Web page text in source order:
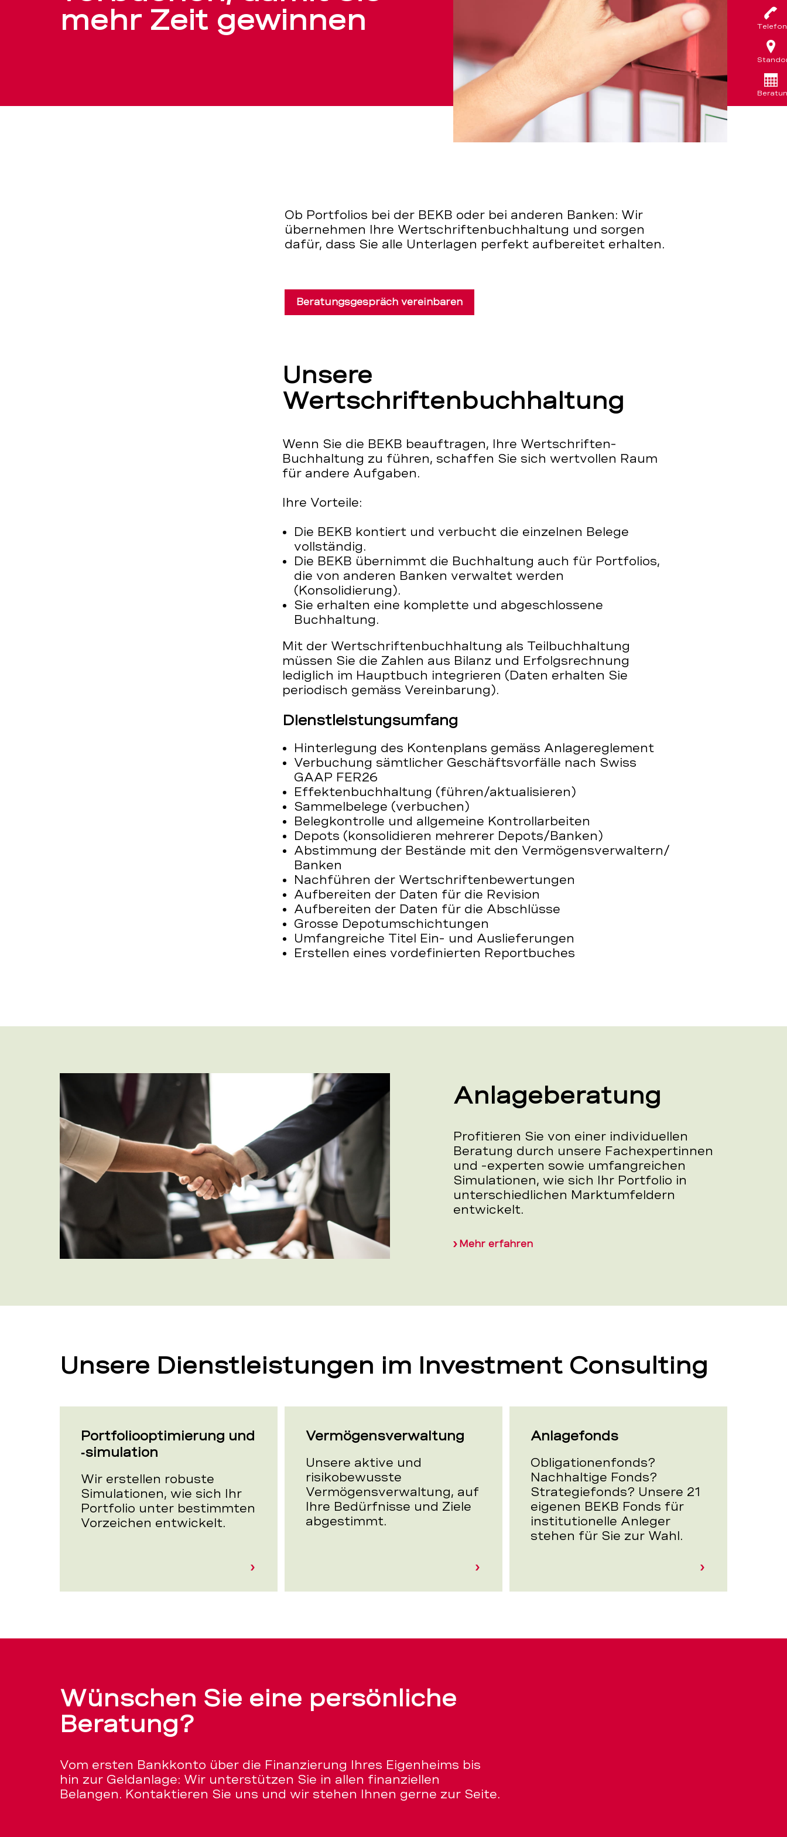
BEKB
BEKB
Telefon
mehr Zeit gewinnen
Ob Portfolios bei der BEKB oder bei anderen Banken: Wir
übernehmen Ihre Wertschriftenbuchhaltung und sorgen
dafür, dass Sie alle Unterlagen perfekt aufbereitet erhalten.
Beratungsgespräch vereinbaren
Unsere
Wertschriftenbuchhaltung
Wenn Sie die BEKB beauftragen, Ihre Wertschriften-
Buchhaltung zu führen, schaffen Sie sich wertvollen Raum
für andere Aufgaben.
Ihre Vorteile:
Die BEKB kontiert und verbucht die einzelnen Belege
vollständig.
Die BEKB übernimmt die Buchhaltung auch für Portfolios,
die von anderen Banken verwaltet werden
(Konsolidierung).
Sie erhalten eine komplette und abgeschlossene
Buchhaltung.
Mit der Wertschriftenbuchhaltung als Teilbuchhaltung
müssen Sie die Zahlen aus Bilanz und Erfolgsrechnung
lediglich im Hauptbuch integrieren (Daten erhalten Sie
periodisch gemäss Vereinbarung).
Dienstleistungsumfang
Hinterlegung des Kontenplans gemäss Anlagereglement
Verbuchung sämtlicher Geschäftsvorfälle nach Swiss
GAAP FER26
Effektenbuchhaltung (führen/aktualisieren)
Sammelbelege (verbuchen)
Belegkontrolle und allgemeine Kontrollarbeiten
Depots (konsolidieren mehrerer Depots/Banken)
Abstimmung der Bestände mit den Vermögensverwaltern/
Banken
Nachführen der Wertschriftenbewertungen
Aufbereiten der Daten für die Revision
Aufbereiten der Daten für die Abschlüsse
Grosse Depotumschichtungen
Umfangreiche Titel Ein- und Auslieferungen
Erstellen eines vordefinierten Reportbuches
Anlageberatung
Profitieren Sie von einer individuellen
Beratung durch unsere Fachexpertinnen
und -experten sowie umfangreichen
Simulationen, wie sich Ihr Portfolio in
unterschiedlichen Marktumfeldern
entwickelt.
Mehr erfahren
Unsere Dienstleistungen im Investment Consulting
Portfoliooptimierung und
‑simulation
Wir erstellen robuste
Simulationen, wie sich Ihr
Portfolio unter bestimmten
Vorzeichen entwickelt.
Vermögensverwaltung
Unsere aktive und
risikobewusste
Vermögensverwaltung, auf
Ihre Bedürfnisse und Ziele
abgestimmt.
Anlagefonds
Obligationenfonds?
Nachhaltige Fonds?
Strategiefonds? Unsere 21
eigenen BEKB Fonds für
institutionelle Anleger
stehen für Sie zur Wahl.
Wünschen Sie eine persönliche
Beratung?
Vom ersten Bankkonto über die Finanzierung Ihres Eigenheims bis
hin zur Geldanlage: Wir unterstützen Sie in allen finanziellen
Belangen. Kontaktieren Sie uns und wir stehen Ihnen gerne zur Seite.